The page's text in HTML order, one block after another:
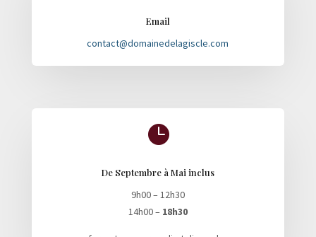
Email
contact@domainedelagiscle.com

De Septembre à Mai inclus
9h00 – 12h30
14h00 – 18h30